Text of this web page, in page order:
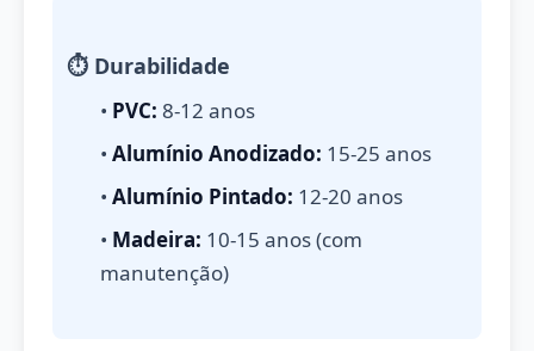
⏱️ Durabilidade
• PVC: 8-12 anos
• Alumínio Anodizado: 15-25 anos
• Alumínio Pintado: 12-20 anos
• Madeira: 10-15 anos (com
manutenção)